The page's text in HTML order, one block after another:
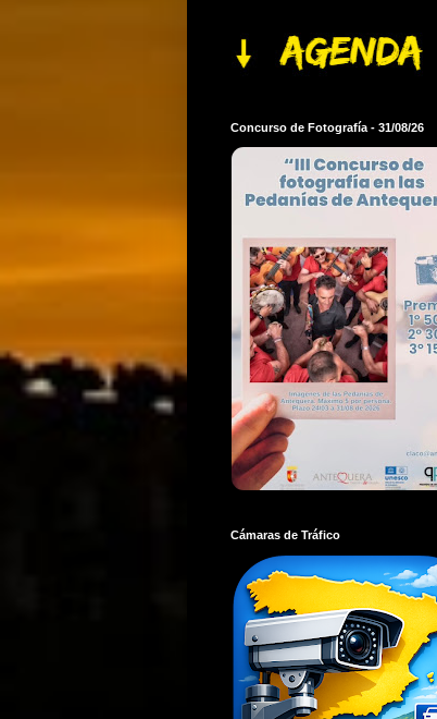
Concurso de Fotografía - 31/08/26
Cámaras de Tráfico